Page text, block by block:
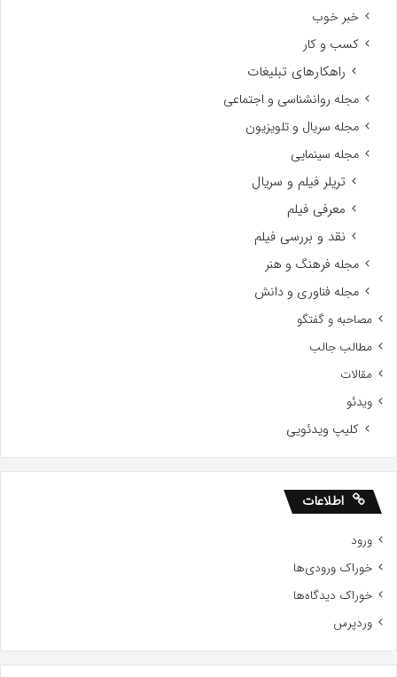
خبر خوب
کسب و کار
راهکارهای تبلیغات
مجله روانشناسی و اجتماعی
مجله سریال و تلویزیون
مجله سینمایی
تریلر فیلم و سریال
معرفی فیلم
نقد و بررسی فیلم
مجله فرهنگ و هنر
مجله فناوری و دانش
مصاحبه و گفتگو
مطالب جالب
مقالات
ویدئو
کلیپ ویدئویی
اطلاعات
ورود
خوراک ورودی‌ها
خوراک دیدگاه‌ها
وردپرس